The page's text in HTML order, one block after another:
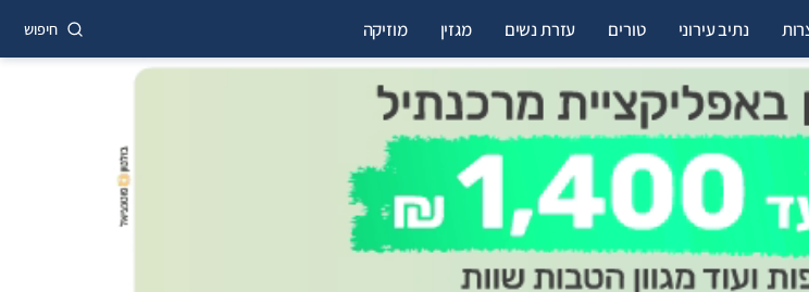
נתיב עירוני טורים עזרת נשים מגזין מוזיקה חיפוש